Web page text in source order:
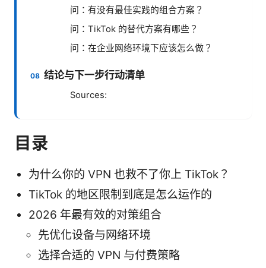
问：有没有最佳实践的组合方案？
问：TikTok 的替代方案有哪些？
问：在企业网络环境下应该怎么做？
结论与下一步行动清单
Sources:
目录
为什么你的 VPN 也救不了你上 TikTok？
TikTok 的地区限制到底是怎么运作的
2026 年最有效的对策组合
先优化设备与网络环境
选择合适的 VPN 与付费策略